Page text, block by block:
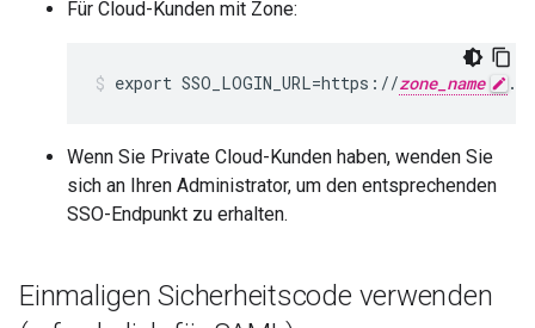
Für Cloud-Kunden mit Zone:
export SSO_LOGIN_URL=https://zone_name
Wenn Sie Private Cloud-Kunden haben, wenden Sie
sich an Ihren Administrator, um den entsprechenden
SSO-Endpunkt zu erhalten.
Einmaligen Sicherheitscode verwenden